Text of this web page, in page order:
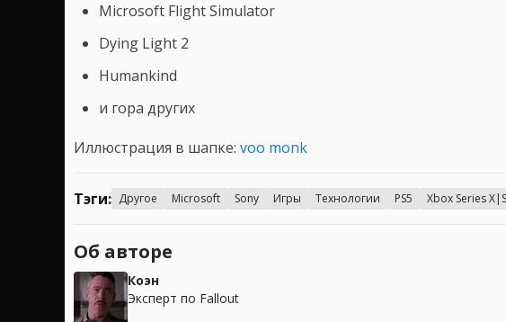
Microsoft Flight Simulator
Dying Light 2
Humankind
и гора других
Иллюстрация в шапке: voo monk
Тэги: Другое Microsoft Sony Игры Технологии PS5 Xbox Series X|S
Об авторе
Коэн
Эксперт по Fallout